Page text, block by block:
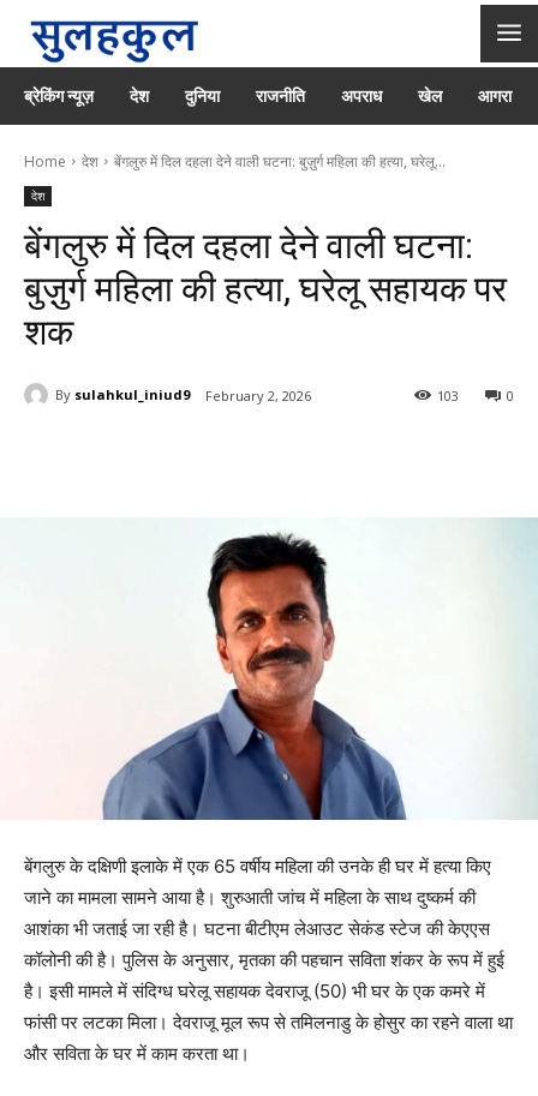
ब्रेकिंग न्यूज़ देश दुनिया राजनीति अपराध खेल आगरा
Home देश बेंगलुरु में दिल दहला देने वाली घटना: बुज़ुर्ग महिला की हत्या, घरेलू...
देश
बेंगलुरु में दिल दहला देने वाली घटना:
बुज़ुर्ग महिला की हत्या, घरेलू सहायक पर
शक
By sulahkul_iniud9 February 2, 2026 0
103
बेंगलुरु के दक्षिणी इलाके में एक 65 वर्षीय महिला की उनके ही घर में हत्या किए
जाने का मामला सामने आया है। शुरुआती जांच में महिला के साथ दुष्कर्म की
आशंका भी जताई जा रही है। घटना बीटीएम लेआउट सेकंड स्टेज की केएएस
कॉलोनी की है। पुलिस के अनुसार, मृतका की पहचान सविता शंकर के रूप में हुई
है। इसी मामले में संदिग्ध घरेलू सहायक देवराजू (50) भी घर के एक कमरे में
फांसी पर लटका मिला। देवराजू मूल रूप से तमिलनाडु के होसुर का रहने वाला था
और सविता के घर में काम करता था।